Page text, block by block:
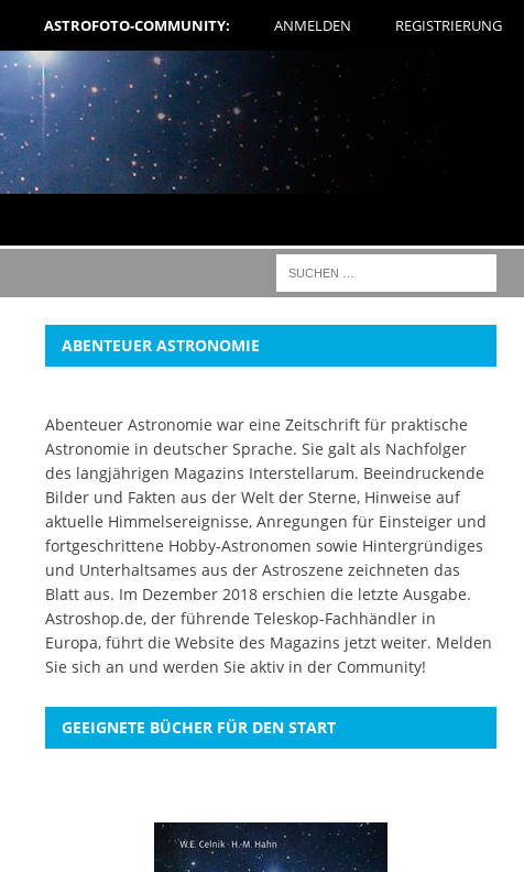
ASTROFOTO-COMMUNITY: ANMELDEN REGISTRIERUNG
ABENTEUER ASTRONOMIE
Abenteuer Astronomie war eine Zeitschrift für praktische
Astronomie in deutscher Sprache. Sie galt als Nachfolger
des langjährigen Magazins Interstellarum. Beeindruckende
Bilder und Fakten aus der Welt der Sterne, Hinweise auf
aktuelle Himmelsereignisse, Anregungen für Einsteiger und
fortgeschrittene Hobby-Astronomen sowie Hintergründiges
und Unterhaltsames aus der Astroszene zeichneten das
Blatt aus. Im Dezember 2018 erschien die letzte Ausgabe.
Astroshop.de, der führende Teleskop-Fachhändler in
Europa, führt die Website des Magazins jetzt weiter. Melden
Sie sich an und werden Sie aktiv in der Community!
GEEIGNETE BÜCHER FÜR DEN START